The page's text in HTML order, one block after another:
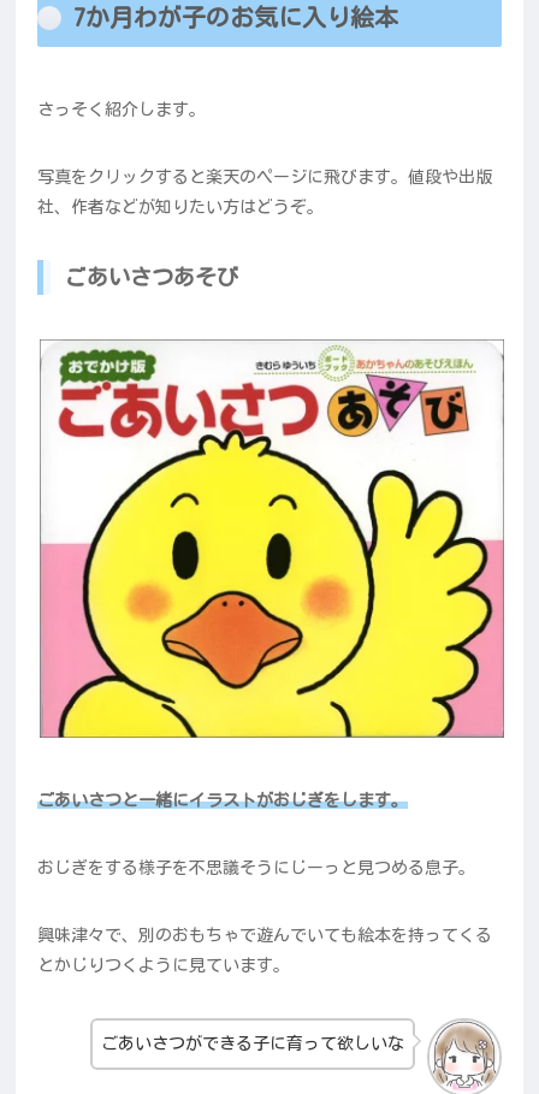
7か月わが子のお気に入り絵本
さっそく紹介します。
写真をクリックすると楽天のページに飛びます。値段や出版
社、作者などが知りたい方はどうぞ。
ごあいさつあそび
ごあいさつと一緒にイラストがおじぎをします。
おじぎをする様子を不思議そうにじーっと見つめる息子。
興味津々で、別のおもちゃで遊んでいても絵本を持ってくる
とかじりつくように見ています。
ごあいさつができる子に育って欲しいな